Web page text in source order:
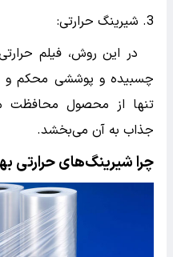
3. شیرینگ حرارتی:
در این روش، فیلم
چسبیده و پوششی محکم و
تنها از محصول محافظت
جذاب به آن می‌بخشد.
چرا شیرینگ‌های حرارتی